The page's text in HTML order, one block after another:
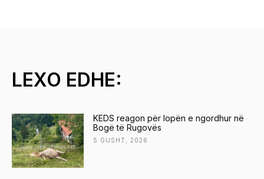
LEXO EDHE:
KEDS reagon për lopën e ngordhur në
Bogë të Rugovës
5 GUSHT, 2026